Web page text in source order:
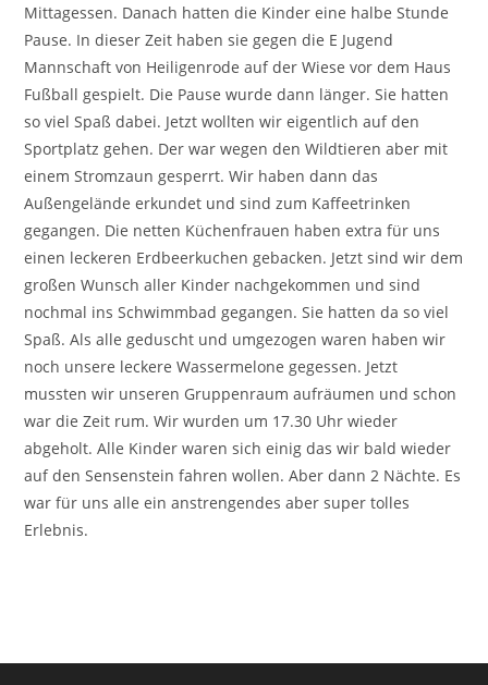
Mittagessen. Danach hatten die Kinder eine halbe Stunde
Pause. In dieser Zeit haben sie gegen die E Jugend
Mannschaft von Heiligenrode auf der Wiese vor dem Haus
Fußball gespielt. Die Pause wurde dann länger. Sie hatten
so viel Spaß dabei. Jetzt wollten wir eigentlich auf den
Sportplatz gehen. Der war wegen den Wildtieren aber mit
einem Stromzaun gesperrt. Wir haben dann das
Außengelände erkundet und sind zum Kaffeetrinken
gegangen. Die netten Küchenfrauen haben extra für uns
einen leckeren Erdbeerkuchen gebacken. Jetzt sind wir dem
großen Wunsch aller Kinder nachgekommen und sind
nochmal ins Schwimmbad gegangen. Sie hatten da so viel
Spaß. Als alle geduscht und umgezogen waren haben wir
noch unsere leckere Wassermelone gegessen. Jetzt
mussten wir unseren Gruppenraum aufräumen und schon
war die Zeit rum. Wir wurden um 17.30 Uhr wieder
abgeholt. Alle Kinder waren sich einig das wir bald wieder
auf den Sensenstein fahren wollen. Aber dann 2 Nächte. Es
war für uns alle ein anstrengendes aber super tolles
Erlebnis.